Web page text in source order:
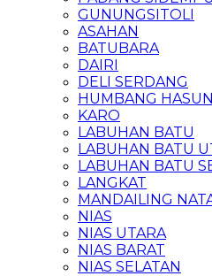
GUNUNGSITOLI
ASAHAN
BATUBARA
DAIRI
DELI SERDANG
HUMBANG
KARO
LABUHAN BATU
LABUHAN BATU
LABUHAN BATU
LANGKAT
MANDAILING
NIAS
NIAS UTARA
NIAS BARAT
NIAS SELATAN